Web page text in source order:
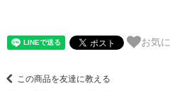
お気
この商品を友達に教える